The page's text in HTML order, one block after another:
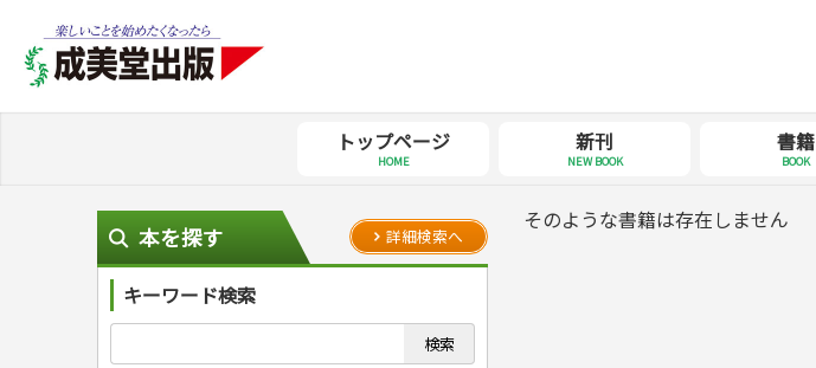
トップページ
HOME
新刊
NEW BOOK
書籍
BOOK
本を探す 詳細検索へ
キーワード検索
そのような書籍は存在しません